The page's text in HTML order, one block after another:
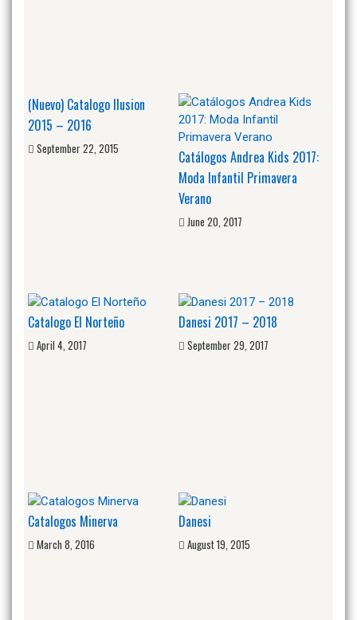
(Nuevo) Catalogo Ilusion
2015 – 2016
September 22, 2015
Catálogos Andrea Kids 2017:
Moda Infantil Primavera
Verano
June 20, 2017
Catalogo El Norteño
April 4, 2017
Danesi 2017 – 2018
September 29, 2017
Catalogos Minerva
March 8, 2016
Danesi
August 19, 2015